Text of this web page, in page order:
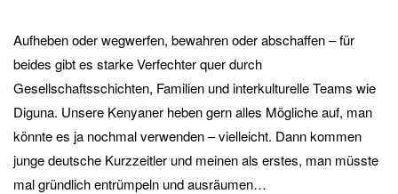
Aufheben oder wegwerfen, bewahren oder abschaffen – für
beides gibt es starke Verfechter quer durch
Gesellschaftsschichten, Familien und interkulturelle Teams wie
Diguna. Unsere Kenyaner heben gern alles Mögliche auf, man
könnte es ja nochmal verwenden – vielleicht. Dann kommen
junge deutsche Kurzzeitler und meinen als erstes, man müsste
mal gründlich entrümpeln und ausräumen…